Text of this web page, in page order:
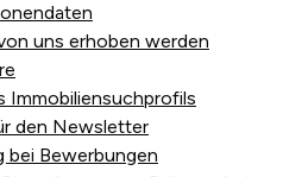
uns erhoben werden
Immobiliensuchprofils
den Newsletter
bei Bewerbungen